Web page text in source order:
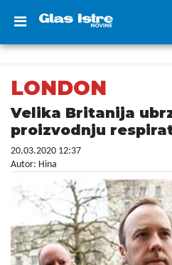
LONDON
Velika Britanija
proizvodnju
20.03.2020 12:37
Autor: Hina